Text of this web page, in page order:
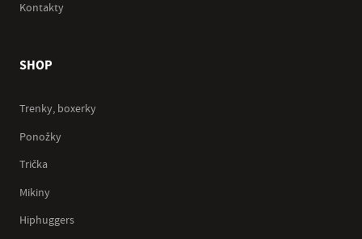
Kontakty
SHOP
Trenky, boxerky
Ponožky
Trička
Mikiny
Hiphuggers